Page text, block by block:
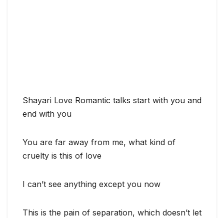
Shayari Love Romantic talks start with you and
end with you
You are far away from me, what kind of
cruelty is this of love
I can’t see anything except you now
This is the pain of separation, which doesn’t let